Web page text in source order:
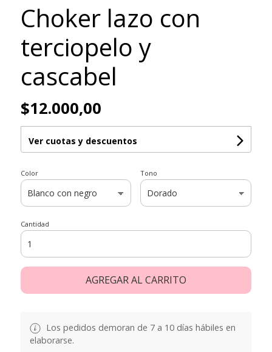
Choker lazo con
terciopelo y
cascabel
$12.000,00
Ver cuotas y descuentos
Color Tono
Cantidad
AGREGAR AL CARRITO
Los pedidos demoran de 7 a 10 días hábiles en
elaborarse.